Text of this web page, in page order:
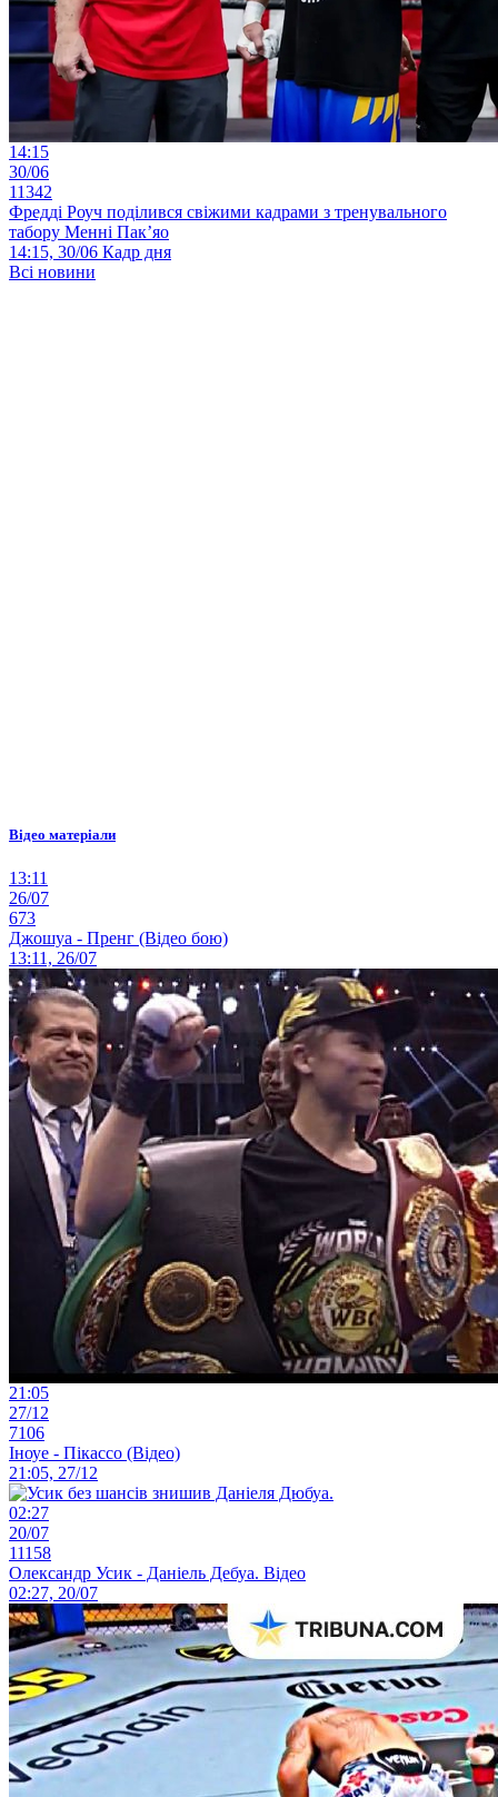
14:15
30/06
11342
Фредді Роуч поділився свіжими кадрами з тренувального
табору Менні Пак’яо
14:15, 30/06 Кадр дня
Всі новини
Відео матеріали
13:11
26/07
673
Джошуа - Пренг (Відео бою)
13:11, 26/07
21:05
27/12
7106
Іноуе - Пікассо (Відео)
21:05, 27/12
02:27
20/07
11158
Олександр Усик - Даніель Дебуа. Відео
02:27, 20/07